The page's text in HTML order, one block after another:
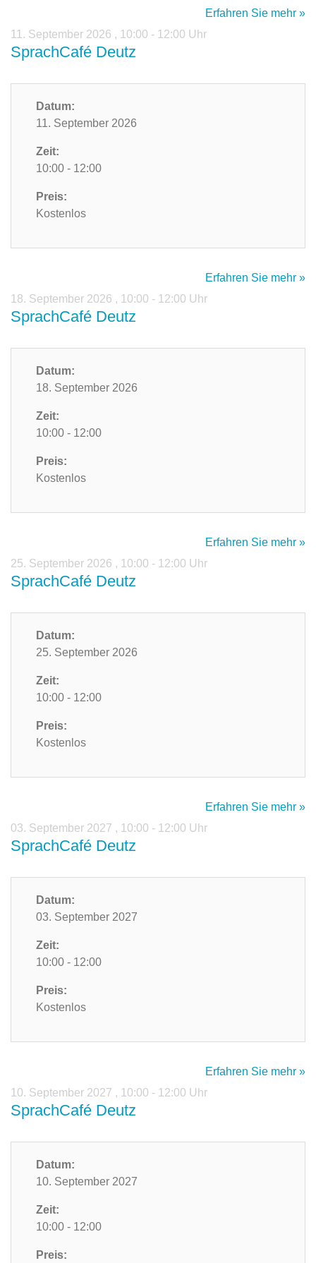
Erfahren Sie mehr »
11. September 2026 , 10:00 - 12:00 Uhr
SprachCafé Deutz
Datum:
11. September 2026
Zeit:
10:00 - 12:00
Preis:
Kostenlos
Erfahren Sie mehr »
18. September 2026 , 10:00 - 12:00 Uhr
SprachCafé Deutz
Datum:
18. September 2026
Zeit:
10:00 - 12:00
Preis:
Kostenlos
Erfahren Sie mehr »
25. September 2026 , 10:00 - 12:00 Uhr
SprachCafé Deutz
Datum:
25. September 2026
Zeit:
10:00 - 12:00
Preis:
Kostenlos
Erfahren Sie mehr »
03. September 2027 , 10:00 - 12:00 Uhr
SprachCafé Deutz
Datum:
03. September 2027
Zeit:
10:00 - 12:00
Preis:
Kostenlos
Erfahren Sie mehr »
10. September 2027 , 10:00 - 12:00 Uhr
SprachCafé Deutz
Datum:
10. September 2027
Zeit:
10:00 - 12:00
Preis: